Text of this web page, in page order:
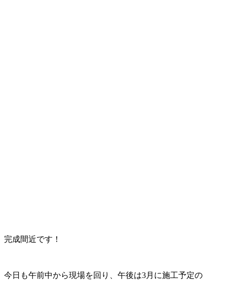
完成間近です！
今日も午前中から現場を回り、午後は3月に施工予定の